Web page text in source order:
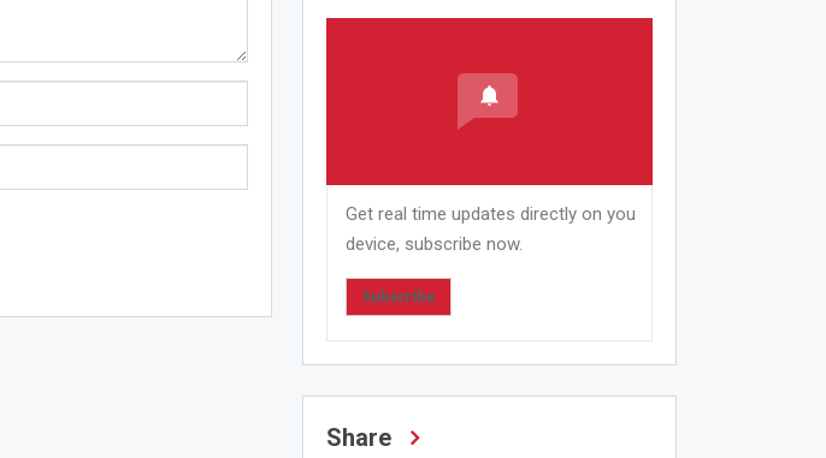
Get real time updates directly on you
device, subscribe now.
Subscribe
Share